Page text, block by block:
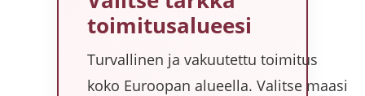
toimitusalueesi
Turvallinen ja vakuutettu toimitus
koko Euroopan alueella. Valitse maasi